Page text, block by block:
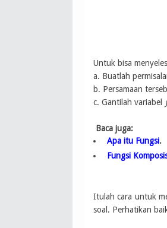
Untuk bisa
a. Buatlah
b. Persamaan
c. Gantilah variabel
Baca juga:
Apa itu Fungsi.
Fungsi
Itulah cara untuk
soal. Perhatikan